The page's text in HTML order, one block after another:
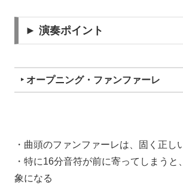
► 演奏ポイント
‣ オープニング・ファンファーレ
・曲頭のファンファーレは、固く正し
・特に16分音符が前に寄ってしまうと
象になる